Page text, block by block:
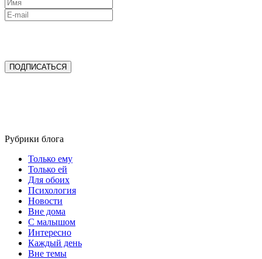
Рубрики блога
Только ему
Только ей
Для обоих
Психология
Новости
Вне дома
С малышом
Интересно
Каждый день
Вне темы